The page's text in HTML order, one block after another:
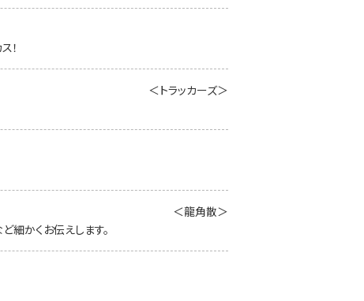
！
＜トラッカーズ＞
＜龍角散＞
細かくお伝えします。